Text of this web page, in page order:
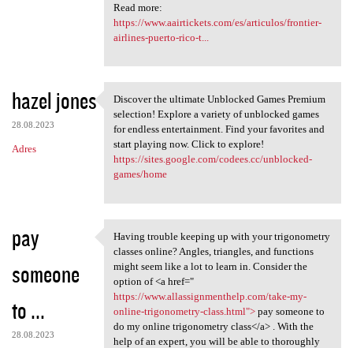
Read more:
https://www.aairtickets.com/es/articulos/frontier-
airlines-puerto-rico-t...
hazel jones
28.08.2023
Adres
Discover the ultimate
Discover the ultimate Unblocked Games Premium
selection! Explore a variety of unblocked games
for endless entertainment. Find your favorites and
start playing now. Click to explore!
https://sites.google.com/codees.cc/unblocked-
games/home
pay
someone
to ...
28.08.2023
Having trouble keeping up
Having trouble keeping up with your trigonometry
classes online? Angles, triangles, and functions
might seem like a lot to learn in. Consider the
option of <a href="
https://www.allassignmenthelp.com/take-my-
online-trigonometry-class.html">pay someone to
do my online trigonometry class</a> . With the
help of an expert, you will be able to thoroughly